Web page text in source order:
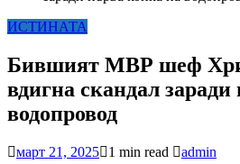
ИСТИНАТА
Бившият МВР шеф
вдигна скандал
водопровод
март 21, 2025 1 min read
admin